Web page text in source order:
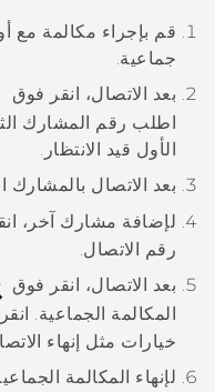
قم بإجراء مكالمة
جماعية.
بعد الاتصال، انقر فوق
اطلب رقم المشارك
الأول قيد الانتظار.
بعد الاتصال بالمشارك
لإضافة مشارك آخر،
رقم الاتصال.
بعد الاتصال، انقر فوق
المكالمة الجماعية.
خيارات مثل إنهاء
لإنهاء المكالمة